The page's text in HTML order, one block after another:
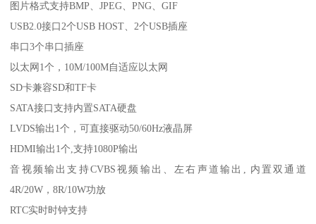
图片格式支持BMP、JPEG、PNG、GIF
USB2.0接口2个USB HOST、2个USB插座
串口3个串口插座
以太网1个，10M/100M自适应以太网
SD卡兼容SD和TF卡
SATA接口支持内置SATA硬盘
LVDS输出1个，可直接驱动50/60Hz液晶屏
HDMI输出1个,支持1080P输出
音视频输出支持CVBS视频输出、左右声道输出, 内置双通道
4R/20W，8R/10W功放
RTC实时时钟支持